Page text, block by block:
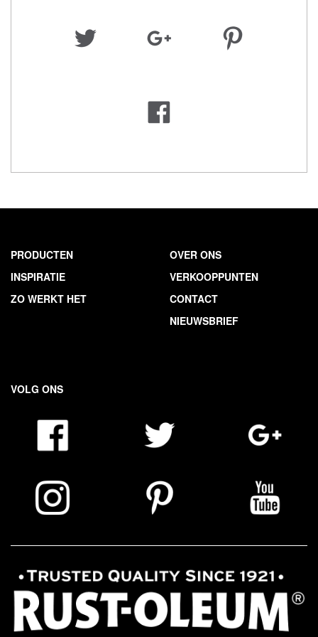
PRODUCTEN
INSPIRATIE
ZO WERKT HET
OVER ONS
VERKOOPPUNTEN
CONTACT
NIEUWSBRIEF
VOLG ONS